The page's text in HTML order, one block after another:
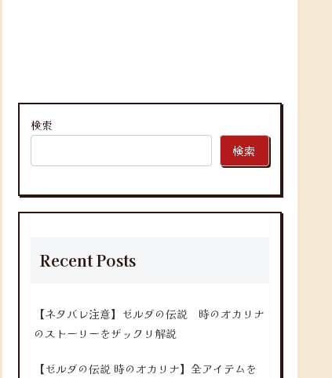
検索
検索
Recent Posts
【ネタバレ注意】ゼルダの伝説 時のオカリナ
のストーリーをザックリ解説
【ゼルダの伝説 時のオカリナ】全アイテムを